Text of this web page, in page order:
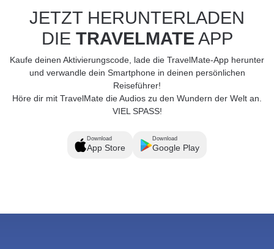
JETZT HERUNTERLADEN
DIE TRAVELMATEAPP
Kaufe deinen Aktivierungscode, lade die TravelMate-App herunter
und verwandle dein Smartphone in deinen persönlichen
Reiseführer!
Höre dir mit TravelMate die Audios zu den Wundern der Welt an.
VIEL SPASS!
Download
App Store
Download
Google Play